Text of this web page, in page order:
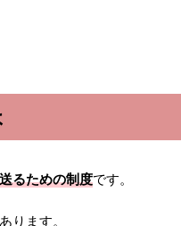
るための制度です。
ります。